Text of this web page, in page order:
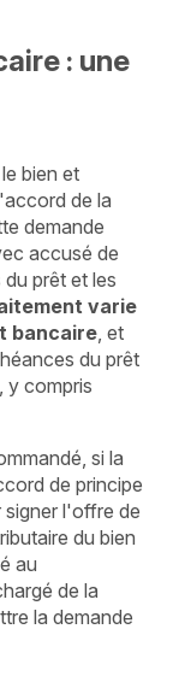
: une
bien et
de la
demande
accusé de
prêt et les
varie
bancaire, et
du prêt
y compris
si la
de principe
l'offre de
du bien
au
de la
la demande